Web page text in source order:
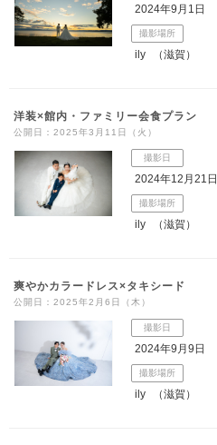
2024年9月1日
撮影場所
ily （滋賀）
洋装×館内・ファミリー会食プラン
公開日：2025年3月11日（火）
撮影日
2024年12月21日
撮影場所
ily （滋賀）
爽やかカラードレス×タキシード
公開日：2025年2月6日（木）
撮影日
2024年9月9日
撮影場所
ily （滋賀）